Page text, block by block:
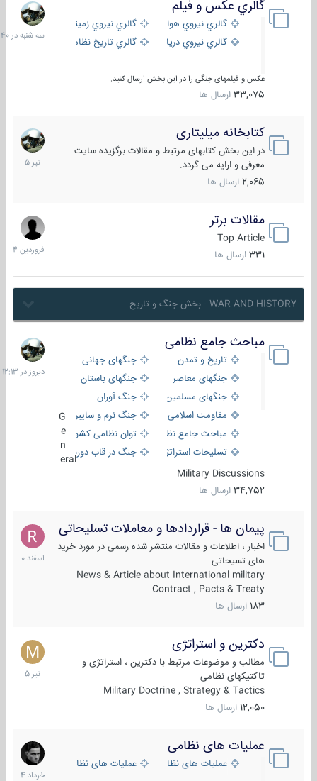
گالري عكس و فيلم
گالري نيروي هوايي
گالري نيروي زميني
گالري نيروي دريايي
گالري تاریخ نظامی
عکس و فیلمهای جنگی را در این بخش ارسال کنید.
33,075 ارسال ها
سه
شنبه
در
کتابخانه میلیتاری
در این بخش کتابهای مرتبط و مقالات برگزیده سایت
معرفی و ارایه می گردد.
2,065 ارسال ها
16
تیر
1405
مقالات برتر
Top Article
331 ارسال ها
29
فروردین
1404
WAR AND HISTORY - بخش جنگ و تاریخ
مباحث جامع نظامی
تاریخ و تمدن
جنگهای جهانی
جنگهای معاصر
جنگهای باستان
جنگهای مسلمین
جنگ آوران
مقاومت اسلامی
جنگ نرم و سایبری
مباحث جامع نظامی
توان نظامی کشورها
تسلیحات استراتژیک
جنگ در قاب دوربین
eral
Military Discussions
34,752 ارسال ها
دیروز
در
12:13
پیمان ها - قراردادها و معاملات تسلیحاتی
اخبار ، اطلاعات و مقالات منتشر شده رسمی در مورد خرید
های تسیحاتی
News & Article about International military
Contract , Pacts & Treaty
183 ارسال ها
7
اسفند
1400
دکترین و استراتژی
مطالب و موضوعات مرتبط با دکترین ، استراتژی و
تاکتیکهای نظامی
Military Doctrine , Strategy & Tactics
12,050 ارسال ها
27
تیر
1405
عملیات های نظامی
عملیات های نظامی ایرانعملیات های نظامی خارجی
5
خرداد
1404